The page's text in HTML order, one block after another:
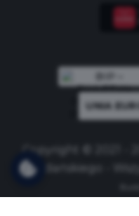
UNIA
Copyright © 2021 -
Gdańskiego -